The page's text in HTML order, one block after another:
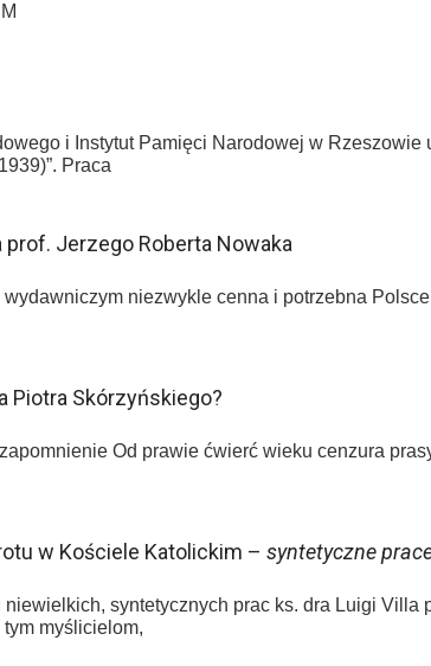
i Instytut Pamięci Narodowej w Rzeszowie
Praca
Jerzego Roberta Nowaka
wydawniczym niezwykle cenna i potrzebna
Piotra Skórzyńskiego?
Od prawie ćwierć wieku cenzura
w Kościele Katolickim – syntetyczne
syntetycznych prac ks. dra Luigi Villa
myślicielom,